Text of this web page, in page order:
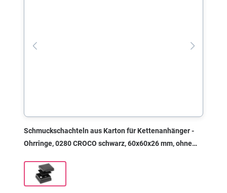
Schmuckschachteln aus Karton für Kettenanhänger -
Ohrringe, 0280 CROCO schwarz, 60x60x26 mm, ohne